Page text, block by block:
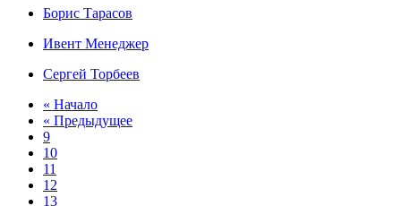
Борис Тарасов
Ивент Менеджер
Сергей Торбеев
« Начало
« Предыдущее
9
10
11
12
13